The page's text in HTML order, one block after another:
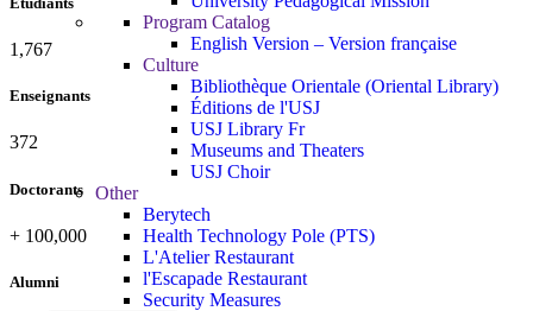
Program Catalog
English Version – Version française
Culture
Bibliothèque Orientale (Oriental Library)
Éditions de l'USJ
USJ Library Fr
Museums and Theaters
USJ Choir
Other
Berytech
Health Technology Pole (PTS)
L'Atelier Restaurant
l'Escapade Restaurant
Security Measures
1,824
Enseignants
384
Doctorants
+ 100,000
Alumni